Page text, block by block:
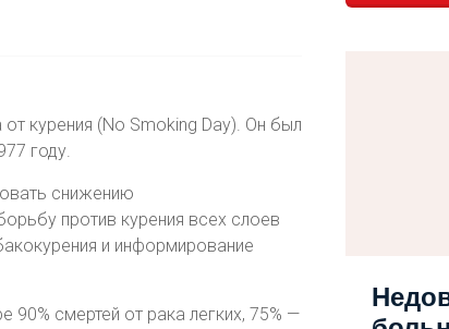
курения (No Smoking Day). Он был
году.
снижению
против курения всех слоев
и информирование
смертей от рака легких, 75% —